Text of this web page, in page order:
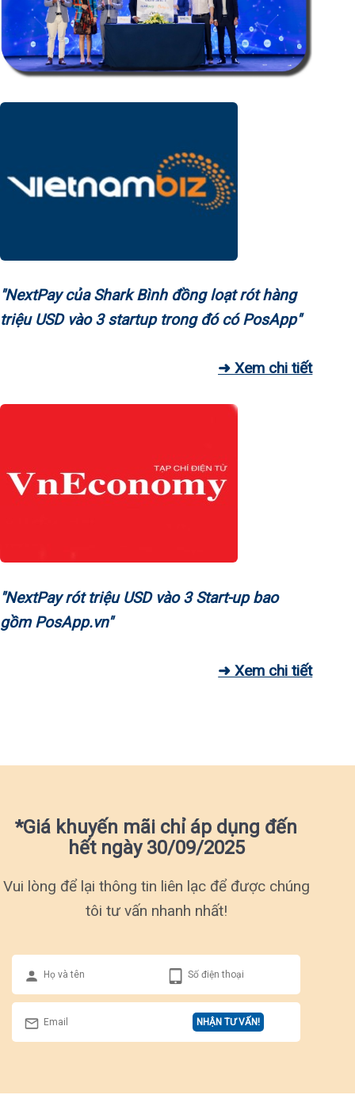
"NextPay của Shark Bình đồng loạt rót hàng
triệu USD vào 3 startup trong đó có PosApp"
➜ Xem chi tiết
"NextPay rót triệu USD vào 3 Start-up bao
gồm PosApp.vn"
➜ Xem chi tiết
*Giá khuyến mãi chỉ áp dụng đến
hết ngày 30/09/2025
Vui lòng để lại thông tin liên lạc để được chúng
tôi tư vấn nhanh nhất!
NHẬN TƯ VẤN!